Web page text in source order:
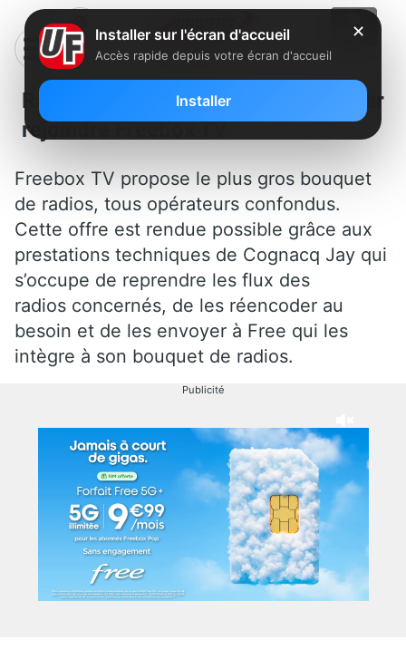
Radios: Tarifs préférentiels pour
rejoindre Freebox TV
Freebox TV propose le plus gros bouquet
de radios, tous opérateurs confondus.
Cette offre est rendue possible grâce aux
prestations techniques de Cognacq Jay qui
s’occupe de reprendre les flux des
radios concernés, de les réencoder au
besoin et de les envoyer à Free qui les
intègre à son bouquet de radios.
Publicité
✕
Installer sur l'écran d'accueil
Accès rapide depuis votre écran d'accueil
Installer